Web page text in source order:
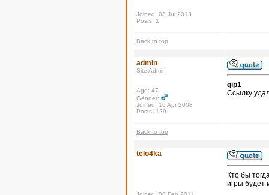
Joined: 03 Jul 2013
Posts: 1
Back to top
admin
Site Admin
Age: 47
Gender:
Joined: 16 Apr 2008
Posts: 129
qip1
Ссылку
Back to top
telo4ka
Кто бы
игры будет